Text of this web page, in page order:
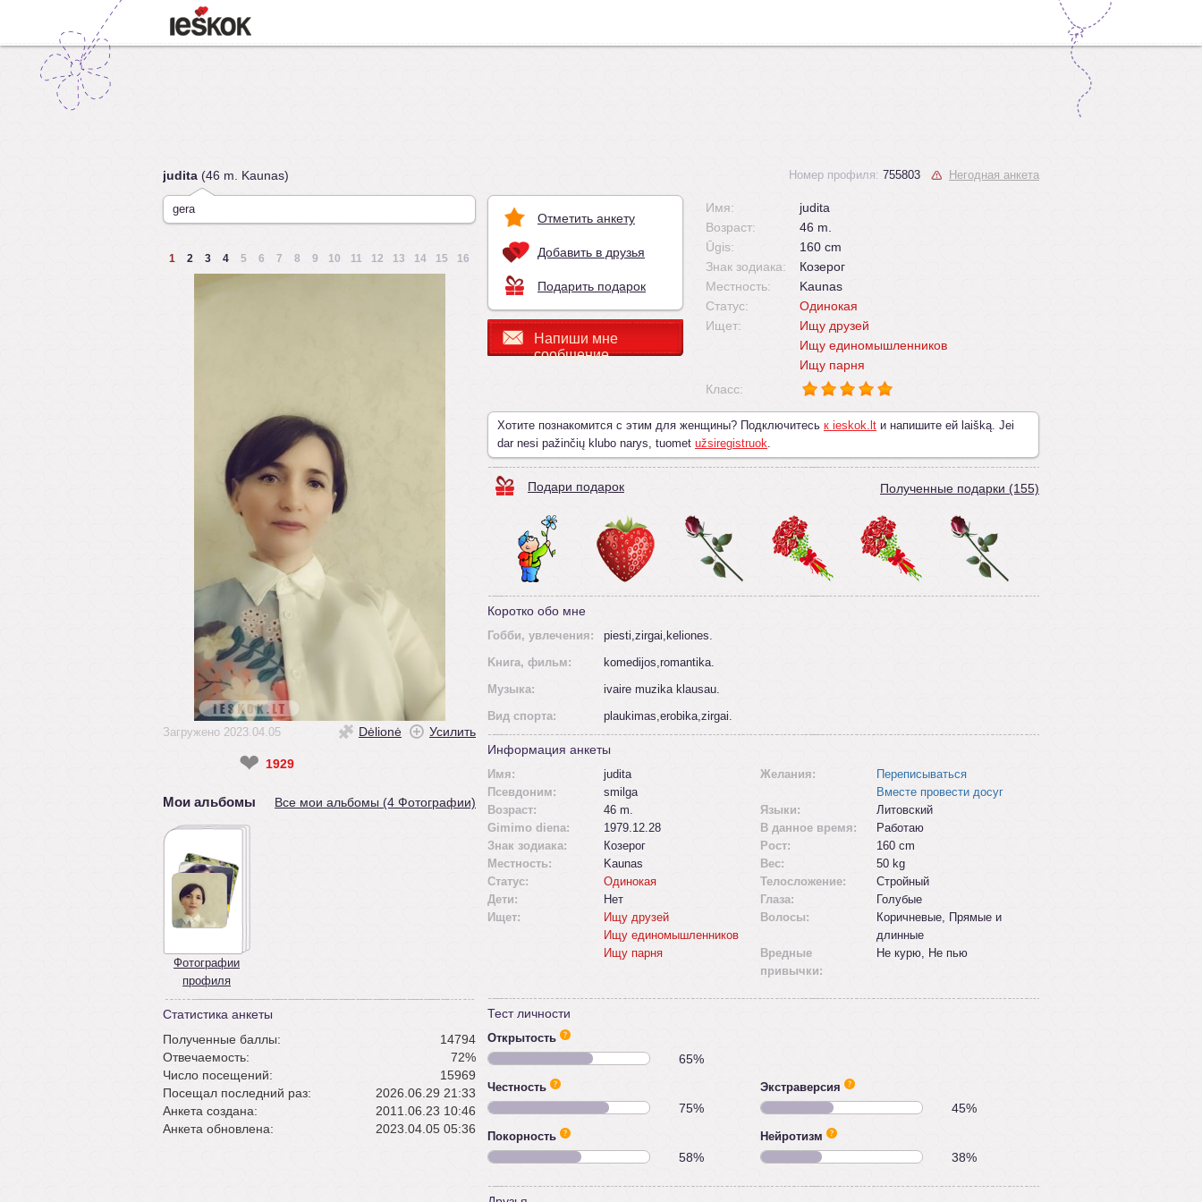
judita (46 m. Kaunas)
gera
1 2 3 4 5 6 7 8 9 10 11 12 13 14 15 16
Загружено 2023.04.05 Dėlionė Усилить
❤ 1929
Мои альбомы Все мои альбомы (4 Фотографии)
Фотографии
профиля
Статистика анкеты
Полученные баллы:
14794
Отвечаемость:
72%
Число посещений:
15969
Посещал последний раз:
2026.06.29 21:33
Анкета создана:
2011.06.23 10:46
Анкета обновлена:
2023.04.05 05:36
Отметить анкету
Добавить в друзья
Подарить подарок
Напиши мне
сообщение
Номер профиля: 755803 Негодная анкета
Имя:
judita
Возраст:
46 m.
Ūgis:
160 cm
Знак зодиака:
Козерог
Местность:
Kaunas
Статус:
Одинокая
Ищет:
Ищу друзей
Ищу единомышленников
Ищу парня
Класс:
Хотите познакомится с этим для женщины? Подключитесь к ieskok.lt и напишите ей laišką. Jei
dar nesi pažinčių klubo narys, tuomet užsiregistruok.
Подари подарок Полученные подарки (155)
Коротко обо мне
Гобби, увлечения:
piesti,zirgai,keliones.
Kнига, фильм:
komedijos,romantika.
Mузыка:
ivaire muzika klausau.
Вид спорта:
plaukimas,erobika,zirgai.
Информация анкеты
Имя:
judita
Псевдоним:
smilga
Возраст:
46 m.
Gimimo diena:
1979.12.28
Знак зодиака:
Козерог
Местность:
Kaunas
Статус:
Одинокая
Дети:
Нет
Ищет:
Ищу друзей
Ищу единомышленников
Ищу парня
Желания:
Переписываться
Вместе провести досуг
Языки:
Литовский
В данное время:
Работаю
Рост:
160 cm
Вес:
50 kg
Телосложение:
Стройный
Глаза:
Голубые
Волосы:
Коричневые, Прямые и
длинные
Вредные
привычки:
Не курю, Не пью
Тест личности
Открытость
65%
Честность
75%
Экстраверсия
45%
Покорность
58%
Нейротизм
38%